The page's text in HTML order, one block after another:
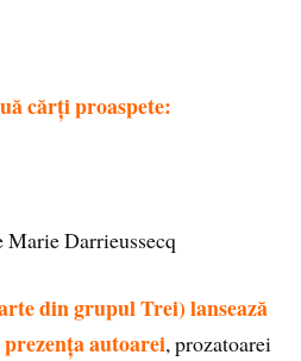
cărți proaspete:
Marie Darrieussecq
din grupul Trei) lansează
autoarei, prozatoarei